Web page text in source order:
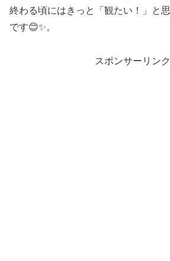
終わる頃にはきっと「観たい！」と
です😊✨。
スポンサーリンク